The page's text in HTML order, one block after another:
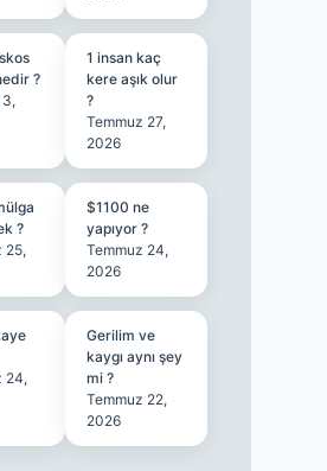
?
3,
1 insan kaç
kere aşık olur
?
Temmuz 27,
2026
?
25,
$1100 ne
yapıyor ?
Temmuz 24,
2026
24,
Gerilim ve
kaygı aynı şey
mi ?
Temmuz 22,
2026